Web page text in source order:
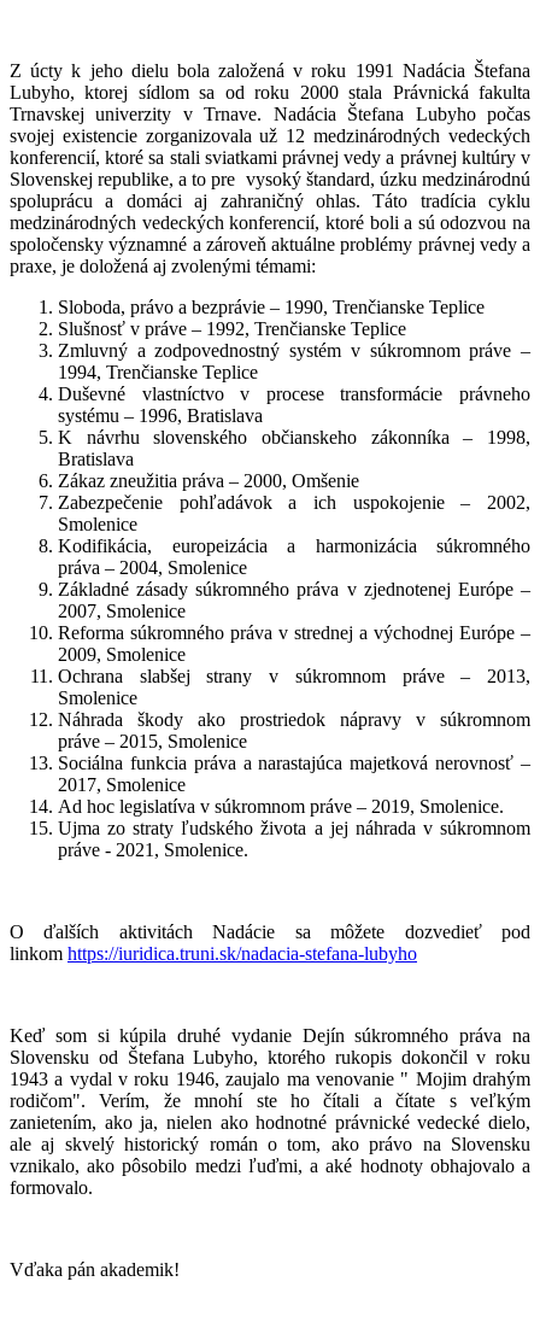
Z úcty k jeho dielu bola založená v roku 1991 Nadácia Štefana
Lubyho, ktorej sídlom sa od roku 2000 stala Právnická fakulta
Trnavskej univerzity v Trnave. Nadácia Štefana Lubyho počas
svojej existencie zorganizovala už 12 medzinárodných vedeckých
konferencií, ktoré sa stali sviatkami právnej vedy a právnej kultúry v
Slovenskej republike, a to pre vysoký štandard, úzku medzinárodnú
spoluprácu a domáci aj zahraničný ohlas. Táto tradícia cyklu
medzinárodných vedeckých konferencií, ktoré boli a sú odozvou na
spoločensky významné a zároveň aktuálne problémy právnej vedy a
praxe, je doložená aj zvolenými témami:
Sloboda, právo a bezprávie – 1990, Trenčianske Teplice
Slušnosť v práve – 1992, Trenčianske Teplice
Zmluvný a zodpovednostný systém v súkromnom práve –
1994, Trenčianske Teplice
Duševné vlastníctvo v procese transformácie právneho
systému – 1996, Bratislava
K návrhu slovenského občianskeho zákonníka – 1998,
Bratislava
Zákaz zneužitia práva – 2000, Omšenie
Zabezpečenie pohľadávok a ich uspokojenie – 2002,
Smolenice
Kodifikácia, europeizácia a harmonizácia súkromného
práva – 2004, Smolenice
Základné zásady súkromného práva v zjednotenej Európe –
2007, Smolenice
Reforma súkromného práva v strednej a východnej Európe –
2009, Smolenice
Ochrana slabšej strany v súkromnom práve – 2013,
Smolenice
Náhrada škody ako prostriedok nápravy v súkromnom
práve – 2015, Smolenice
Sociálna funkcia práva a narastajúca majetková nerovnosť –
2017, Smolenice
Ad hoc legislatíva v súkromnom práve – 2019, Smolenice.
Ujma zo straty ľudského života a jej náhrada v súkromnom
práve - 2021, Smolenice.
O ďalších aktivitách Nadácie sa môžete dozvedieť pod
linkom https://iuridica.truni.sk/nadacia-stefana-lubyho
Keď som si kúpila druhé vydanie Dejín súkromného práva na
Slovensku od Štefana Lubyho, ktorého rukopis dokončil v roku
1943 a vydal v roku 1946, zaujalo ma venovanie " Mojim drahým
rodičom". Verím, že mnohí ste ho čítali a čítate s veľkým
zanietením, ako ja, nielen ako hodnotné právnické vedecké dielo,
ale aj skvelý historický román o tom, ako právo na Slovensku
vznikalo, ako pôsobilo medzi ľuďmi, a aké hodnoty obhajovalo a
formovalo.
Vďaka pán akademik!